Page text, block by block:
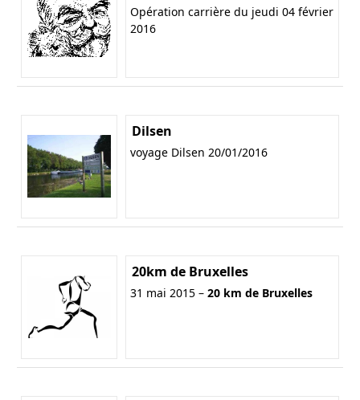
Opération carrière du jeudi 04 février
2016
Dilsen
voyage Dilsen 20/01/2016
20km de Bruxelles
31 mai 2015 – 20 km de Bruxelles